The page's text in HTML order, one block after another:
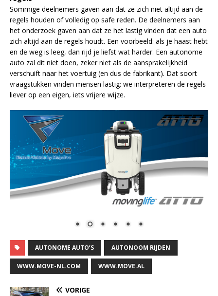
Sommige deelnemers gaven aan dat ze zich niet altijd aan de
regels houden of volledig op safe reden. De deelnemers aan
het onderzoek gaven aan dat ze het lastig vinden dat een auto
zich altijd aan de regels houdt. Een voorbeeld: als je haast hebt
en de weg is leeg, dan rijd je liefst wat harder. Een autonome
auto zal dit niet doen, zeker niet als de aansprakelijkheid
verschuift naar het voertuig (en dus de fabrikant). Dat soort
vraagstukken vinden mensen lastig: we interpreteren de regels
liever op een eigen, iets vrijere wijze.
AUTONOME AUTO’S AUTONOOM RIJDEN
WWW.MOVE-NL.COM WWW.MOVE.AL
VORIGE